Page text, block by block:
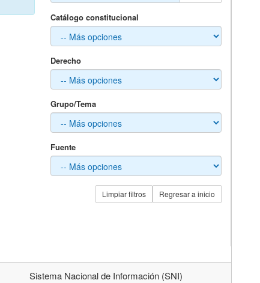
Catálogo constitucional
Derecho
Grupo/Tema
Fuente
Regresar a inicio
Limpiar filtros
Sistema Nacional de Información (SNI)